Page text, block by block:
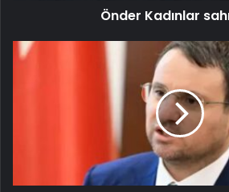
Önder Kadınlar